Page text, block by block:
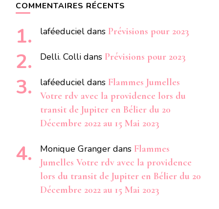
COMMENTAIRES RÉCENTS
laféeduciel dans Prévisions pour 2023
Delli. Colli dans Prévisions pour 2023
laféeduciel dans Flammes Jumelles
Votre rdv avec la providence lors du
transit de Jupiter en Bélier du 20
Décembre 2022 au 15 Mai 2023
Monique Granger dans Flammes
Jumelles Votre rdv avec la providence
lors du transit de Jupiter en Bélier du 20
Décembre 2022 au 15 Mai 2023